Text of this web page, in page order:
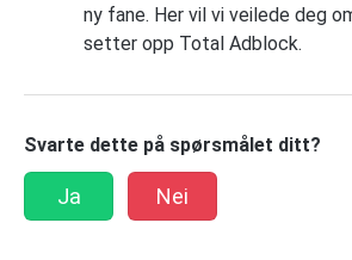
ny fane. Her vil vi veilede deg
setter opp Total Adblock.
Svarte dette på spørsmålet ditt?
Ja Nei